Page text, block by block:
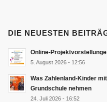
DIE NEUESTEN
Online-
5. August 2026 - 12:56
Was Zahlenland-Kinder
Grundschule nehmen
24. Juli 2026 - 16:52